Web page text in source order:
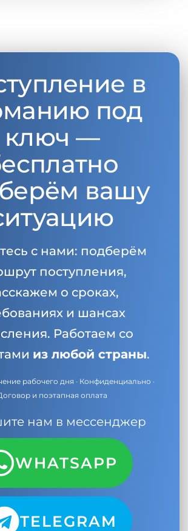
в
под
ключ —
вашу
с нами: подберём
поступления,
о сроках,
и шансах
Работаем со
из любой страны.
рабочего дня · Конфиденциально ·
и поэтапная оплата
нам в мессенджер
WHATSAPP
TELEGRAM